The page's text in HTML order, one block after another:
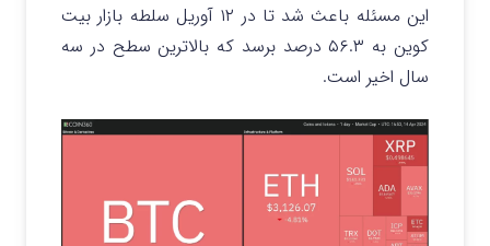
این مسئله باعث شد تا در ۱۲ آوریل سلطه بازار بیت
کوین به ۵۶.۳ درصد برسد که بالاترین سطح در سه
سال اخیر است.